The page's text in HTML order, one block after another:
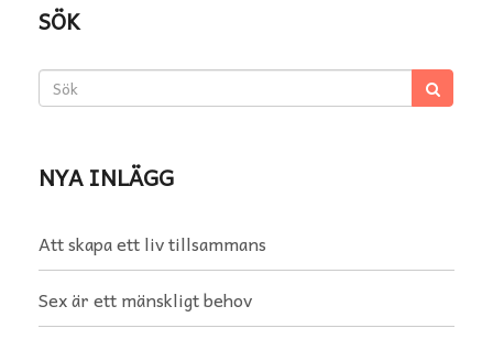
SÖK
NYA INLÄGG
Att skapa ett liv tillsammans
Sex är ett mänskligt behov